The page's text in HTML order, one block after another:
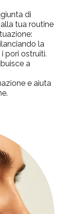
di
tua routine
la
pori ostruiti.
a
e aiuta